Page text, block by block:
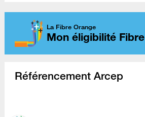
La Fibre Orange
Mon éligibilité Fibre
Référencement Arcep